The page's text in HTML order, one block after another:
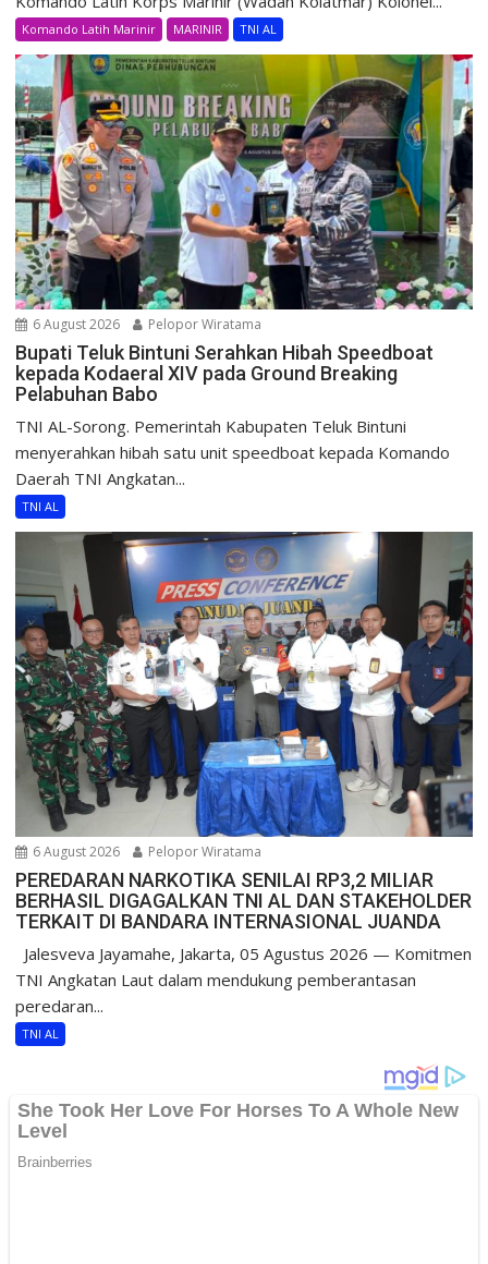
Komando Latih Marinir MARINIR TNI AL
6 August 2026 Pelopor Wiratama
Bupati Teluk Bintuni Serahkan Hibah Speedboat
kepada Kodaeral XIV pada Ground Breaking
Pelabuhan Babo
TNI AL-Sorong. Pemerintah Kabupaten Teluk Bintuni
menyerahkan hibah satu unit speedboat kepada Komando
Daerah TNI Angkatan...
TNI AL
6 August 2026 Pelopor Wiratama
PEREDARAN NARKOTIKA SENILAI RP3,2 MILIAR
BERHASIL DIGAGALKAN TNI AL DAN STAKEHOLDER
TERKAIT DI BANDARA INTERNASIONAL JUANDA
Jalesveva Jayamahe, Jakarta, 05 Agustus 2026 — Komitmen
TNI Angkatan Laut dalam mendukung pemberantasan
peredaran...
TNI AL